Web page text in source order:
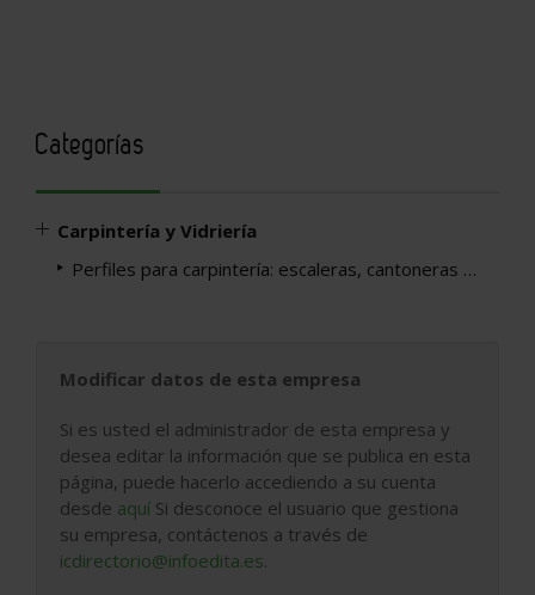
Categorías
Carpintería y Vidriería
Perfiles para carpintería: escaleras, cantoneras …
Modificar datos de esta empresa
Si es usted el administrador de esta empresa y
desea editar la información que se publica en esta
página, puede hacerlo accediendo a su cuenta
desde aquí Si desconoce el usuario que gestiona
su empresa, contáctenos a través de
icdirectorio@infoedita.es.